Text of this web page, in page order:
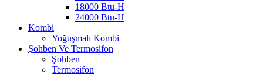
18000 Btu-H
24000 Btu-H
Kombi
Yoğuşmalı Kombi
Şohben Ve Termosifon
Şohben
Termosifon